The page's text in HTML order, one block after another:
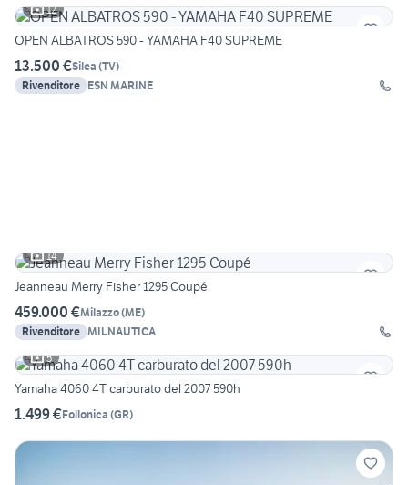
12
OPEN ALBATROS 590 - YAMAHA F40 SUPREME
13.500 €Silea (TV)
Rivenditore ESN MARINE
14
Jeanneau Merry Fisher 1295 Coupé
459.000 €Milazzo(ME)
Rivenditore MILNAUTICA
5
Yamaha 4060 4T carburato del 2007 590h
1.499 €Follonica (GR)